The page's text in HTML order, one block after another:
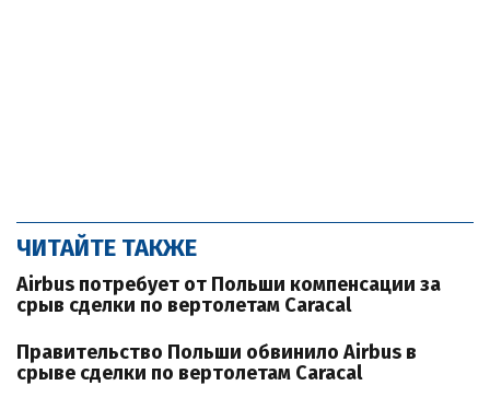
ЧИТАЙТЕ ТАКЖЕ
Airbus потребует от Польши компенсации за
срыв сделки по вертолетам Caracal
Правительство Польши обвинило Airbus в
срыве сделки по вертолетам Caracal